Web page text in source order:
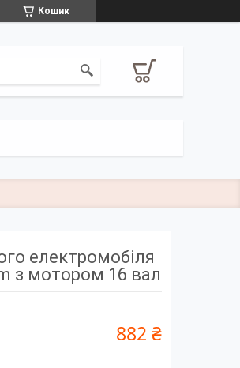
Кошик
електромобіля
з мотором 16 вал
882 ₴